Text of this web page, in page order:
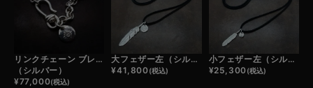
リンクチェーン ブレスレット
（シルバー）
¥77,000(税込)
大フェザー左（シルバー）×小メタルチャーム×鹿革紐×アンティークビーズ/ネックレスカスタム
¥41,800(税込)
小フェザー左（シルバー）×極小メタルチャーム×鹿革紐×アンティークビーズ/ネックレスカスタム
¥25,300(税込)